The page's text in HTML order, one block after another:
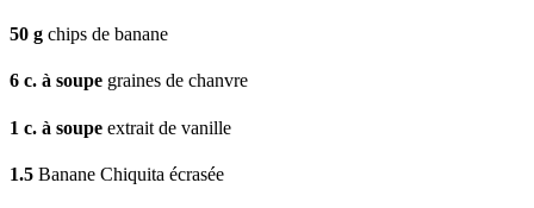
50 g chips de banane
6 c. à soupe graines de chanvre
1 c. à soupe extrait de vanille
1.5 Banane Chiquita écrasée